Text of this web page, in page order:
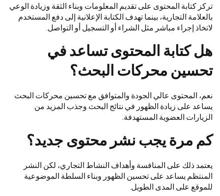
تركز كتابة المحتوى على تقديم المعلومات وبناء الثقة وزيادة الوعي
بالعلامة التجارية، بينما تهدف الكتابة الإعلانية إلى دفع المستخدم
لاتخاذ إجراء مباشر مثل الشراء أو التسجيل أو التواصل.
هل كتابة المحتوى تساعد في
تحسين محركات البحث؟
نعم، المحتوى عالي الجودة والمتوافق مع تحسين محركات البحث
يساعد على زيادة الظهور في نتائج البحث وجذب المزيد من
الزيارات العضوية المستهدفة.
كم مرة يجب نشر محتوى جديد؟
يعتمد ذلك على المنافسة وأهداف النشاط التجاري، لكن النشر
المنتظم يساعد على تحسين الظهور وبناء السلطة الموضوعية
للموقع على المدى الطويل.